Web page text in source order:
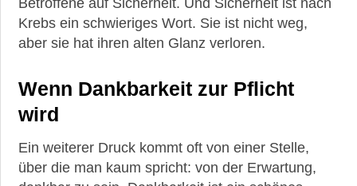
Krebs ein schwieriges Wort. Sie ist nicht weg,
aber sie hat ihren alten Glanz verloren.
Wenn Dankbarkeit zur Pflicht
wird
Ein weiterer Druck kommt oft von einer Stelle,
über die man kaum spricht: von der Erwartung,